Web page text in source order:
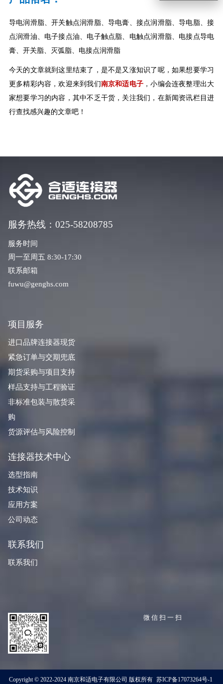
导电润滑脂、开关触点润滑脂、导电膏、接点润滑脂、导电脂、接
点润滑油、电子接点油、电子触点脂、电触点润滑脂、电接点导电
膏、开关脂、灭弧脂、电接点润滑脂
今天的文章就到这里结束了，是不是又涨知识了呢，如果想要学习
更多精彩内容，欢迎来到我们南京和适电子 ，小编会连夜整理出大
家想要学习的内容，其中不乏干货，关注我们，在新闻资讯栏目进
行查找感兴趣的文章吧！
服务热线：025-58208785
服务时间
周一至周五 8:30-17:30
联系邮箱
fuwu@genghs.com
项目服务
进口品牌连接器现货
紧急订单与交期兜底
期货采购与项目支持
样品支持与工程验证
非标准包装与散货采
购
货源评估与风险控制
连接器技术中心
选型指南
技术知识
应用方案
公司动态
联系我们
联系我们
微信扫一扫
Copyright © 2022-2024 南京和适电子有限公司 版权所有 苏ICP备17073264号-1